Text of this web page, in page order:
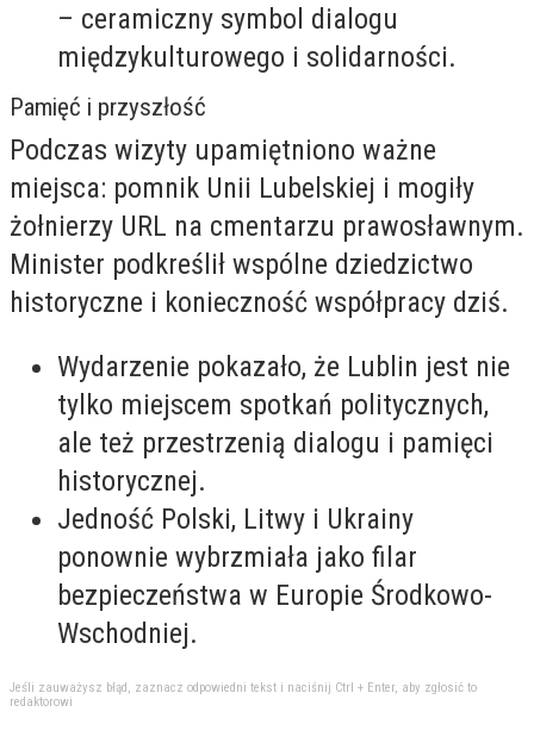
– ceramiczny symbol dialogu
międzykulturowego i solidarności.
Pamięć i przyszłość
Podczas wizyty upamiętniono ważne
miejsca: pomnik Unii Lubelskiej i mogiły
żołnierzy URL na cmentarzu prawosławnym.
Minister podkreślił wspólne dziedzictwo
historyczne i konieczność współpracy dziś.
Wydarzenie pokazało, że Lublin jest nie
tylko miejscem spotkań politycznych,
ale też przestrzenią dialogu i pamięci
historycznej.
Jedność Polski, Litwy i Ukrainy
ponownie wybrzmiała jako filar
bezpieczeństwa w Europie Środkowo-
Wschodniej.
Jeśli zauważysz błąd, zaznacz odpowiedni tekst i naciśnij Ctrl + Enter, aby zgłosić to
redaktorowi